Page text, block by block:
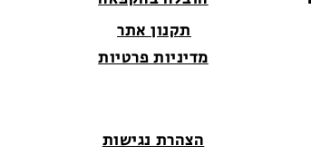
תקנון אתר
מדיניות פרטיות
הצהרת נגישות